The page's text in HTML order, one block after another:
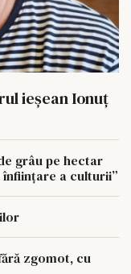
ieşean Ionuţ
grâu pe hectar
a culturii”
zgomot, cu